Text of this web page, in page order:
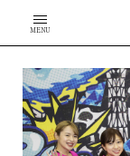
MENU